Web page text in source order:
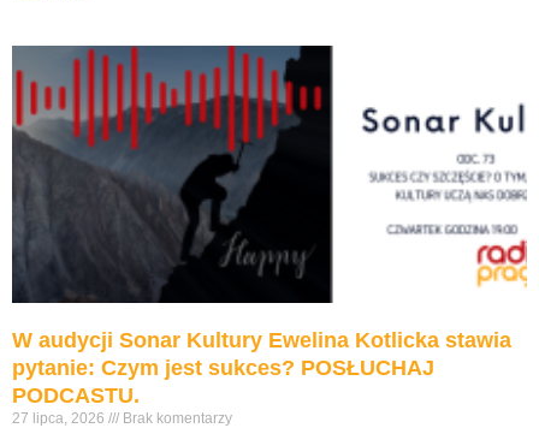
W audycji Sonar Kultury Ewelina Kotlicka stawia
pytanie: Czym jest sukces? POSŁUCHAJ
PODCASTU.
27 lipca, 2026 Brak komentarzy